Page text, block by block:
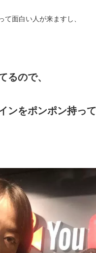
て面白い人が来ますし、
るので、
ンをポンポン持っ